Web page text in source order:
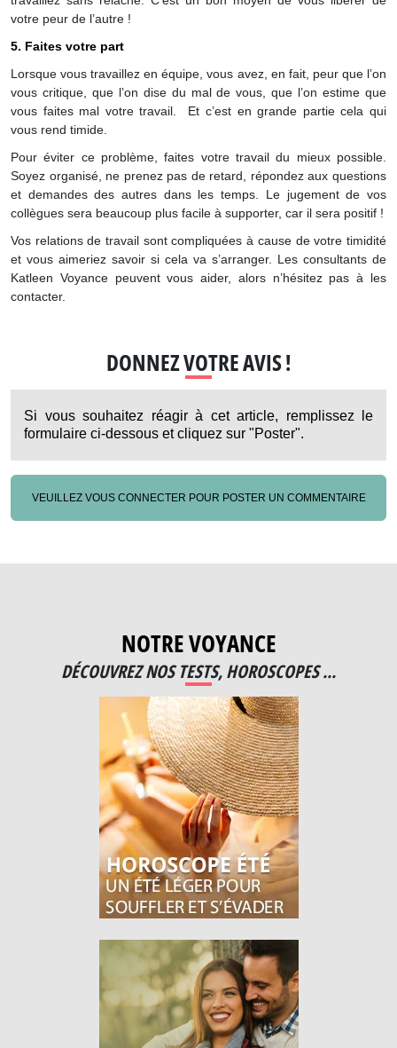
votre peur de l’autre !
5. Faites votre part
Lorsque vous travaillez en équipe, vous avez, en fait, peur que l’on
vous critique, que l’on dise du mal de vous, que l’on estime que
vous faites mal votre travail. Et c’est en grande partie cela qui
vous rend timide.
Pour éviter ce problème, faites votre travail du mieux possible.
Soyez organisé, ne prenez pas de retard, répondez aux questions
et demandes des autres dans les temps. Le jugement de vos
collègues sera beaucoup plus facile à supporter, car il sera positif !
Vos relations de travail sont compliquées à cause de votre timidité
et vous aimeriez savoir si cela va s’arranger. Les consultants de
Katleen Voyance peuvent vous aider, alors n’hésitez pas à les
contacter.
DONNEZ VOTRE AVIS !
Si vous souhaitez réagir à cet article, remplissez le
formulaire ci-dessous et cliquez sur "Poster".
VEUILLEZ VOUS CONNECTER POUR POSTER UN COMMENTAIRE
NOTRE VOYANCE
DÉCOUVREZ NOS TESTS, HOROSCOPES ...